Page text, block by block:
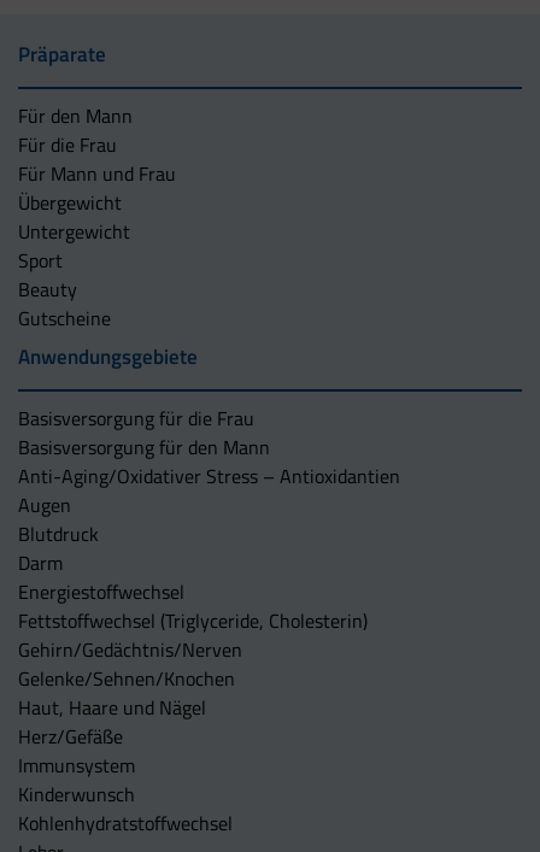
Präparate
Für den Mann
Für die Frau
Für Mann und Frau
Übergewicht
Untergewicht
Sport
Beauty
Gutscheine
Anwendungsgebiete
Basisversorgung für die Frau
Basisversorgung für den Mann
Anti-Aging/Oxidativer Stress – Antioxidantien
Augen
Blutdruck
Darm
Energiestoffwechsel
Fettstoffwechsel (Triglyceride, Cholesterin)
Gehirn/Gedächtnis/Nerven
Gelenke/Sehnen/Knochen
Haut, Haare und Nägel
Herz/Gefäße
Immunsystem
Kinderwunsch
Kohlenhydratstoffwechsel